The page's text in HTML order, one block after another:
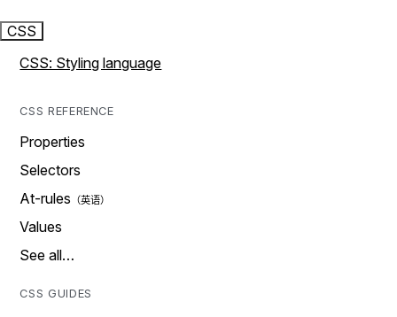
CSS
CSS: Styling language
CSS REFERENCE
Properties
Selectors
At-rules
Values
See all…
CSS GUIDES